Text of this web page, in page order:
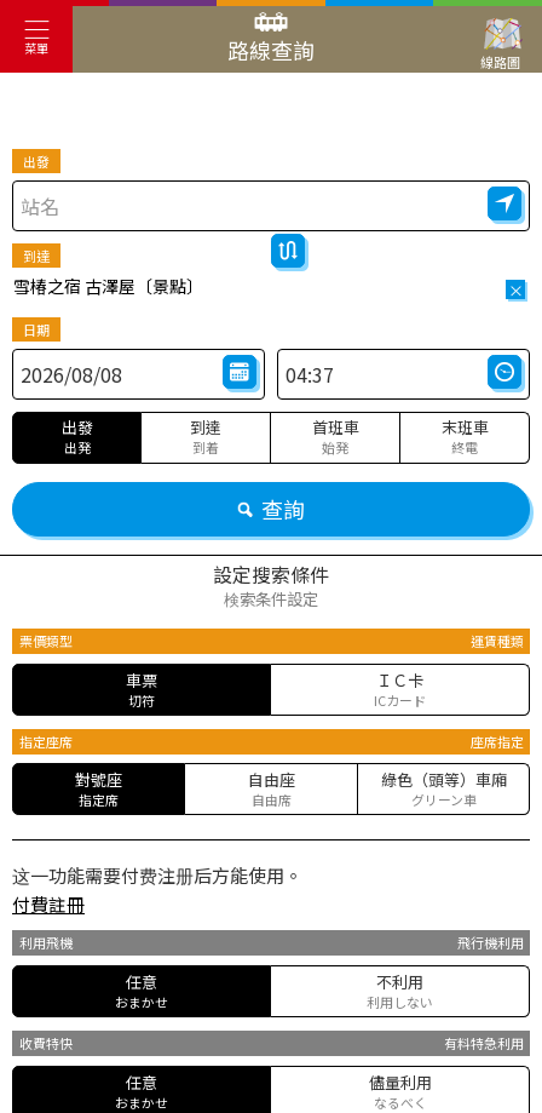
菜單 路線查詢 線路圖
出發
到達
雪椿之宿 古澤屋〔景點〕 ×
日期
出發
出発
到達
到着
首班車
始発
末班車
終電
查詢
設定搜索條件
検索条件設定
票價類型 運賃種類
車票
切符
ＩＣ卡
ICカード
指定座席 座席指定
對號座
指定席
自由座
自由席
綠色（頭等）車廂
グリーン車
这一功能需要付费注册后方能使用。
付費註冊
利用飛機 飛行機利用
任意
おまかせ
不利用
利用しない
收費特快 有料特急利用
任意
おまかせ
儘量利用
なるべく